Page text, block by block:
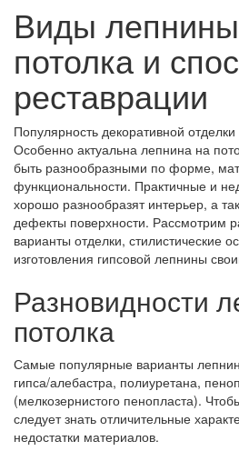
Виды
потолка и
реставрации
Популярность декоративной
Особенно актуальна лепнина на
быть разнообразными по форме,
функциональности. Практичные и
хорошо разнообразят интерьер, а
дефекты поверхности. Рассмотрим
варианты отделки, стилистические
изготовления гипсовой лепнины
Разновидности
потолка
Самые популярные варианты
гипса/алебастра, полиуретана,
(мелкозернистого пенопласта).
следует знать отличительные
недостатки материалов.